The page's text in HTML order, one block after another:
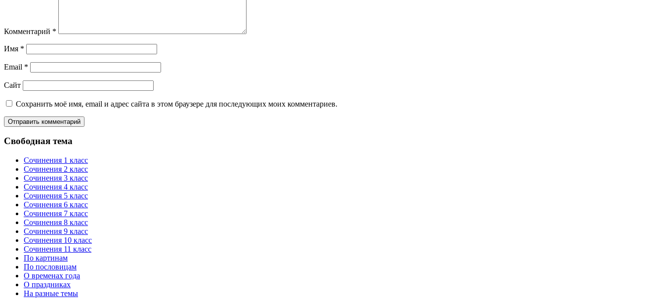
Комментарий *
Имя *
Email *
Сайт
Сохранить моё имя, email и адрес сайта в этом браузере для последующих моих комментариев.
Свободная тема
Сочинения 1 класс
Сочинения 2 класс
Сочинения 3 класс
Сочинения 4 класс
Сочинения 5 класс
Сочинения 6 класс
Сочинения 7 класс
Сочинения 8 класс
Сочинения 9 класс
Сочинения 10 класс
Сочинения 11 класс
По картинам
По пословицам
О временах года
О праздниках
На разные темы